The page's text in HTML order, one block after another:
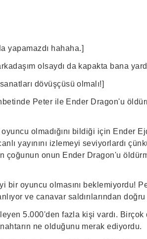
yapamazdı hahaha.]
olsaydı da kapakta bana
dövüşçüsü olmalı!]
Peter ile Ender Dragon'u
olmadığını bildiği için Ender
yayınını izlemeyi seviyorlardı
çoğunun onun Ender Dragon'u
bir oyuncu olmasını beklemiyordu!
ve canavar saldırılarından
5.000'den fazla kişi vardı.
ne olduğunu merak ediyordu.